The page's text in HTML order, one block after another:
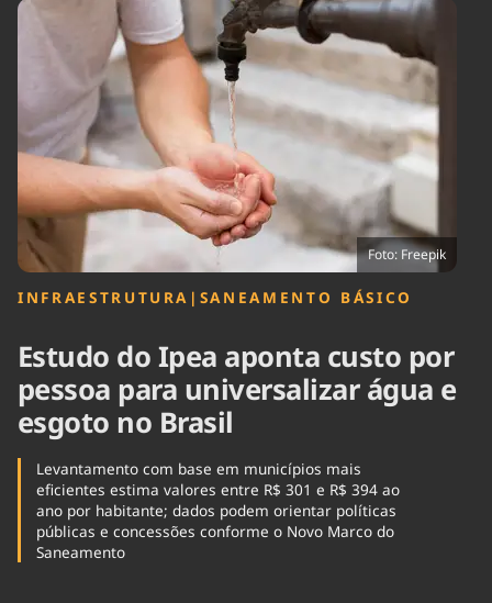
Brasil Mineral
Ciência &
Tecnologia
Cinema
Comportamento
Cultura
Economia
Educação
Infraestrutura
Internacional
Meio Ambiente
Podcast
Política
Saúde
Tempo
Foto: Freepik
INFRAESTRUTURA | SANEAMENTO BÁSICO
Estudo do Ipea aponta custo por
pessoa para universalizar água e
esgoto no Brasil
Levantamento com base em municípios mais
eficientes estima valores entre R$ 301 e R$ 394 ao
ano por habitante; dados podem orientar políticas
públicas e concessões conforme o Novo Marco do
Saneamento